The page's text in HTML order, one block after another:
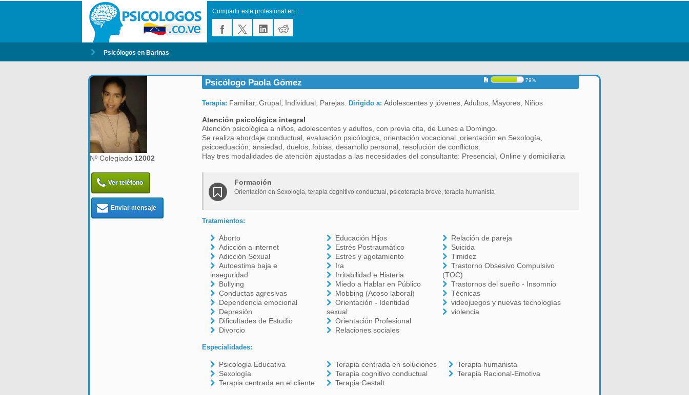
Compartir este profesional en:
Psicólogos en Barinas
Nº Colegiado 12002
Ver teléfono
Enviar mensaje
Psicólogo Paola Gómez 79%
Terapia: Familiar, Grupal, Individual, Parejas. Dirigido a: Adolescentes y jóvenes, Adultos, Mayores, Niños
Atención psicológica integral
Atención psicológica a niños, adolescentes y adultos, con previa cita, de Lunes a Domingo.
Se realiza abordaje conductual, evaluación psicólogica, orientación vocacional, orientación en Sexología,
psicoeduación, ansiedad, duelos, fobias, desarrollo personal, resolución de conflictos.
Hay tres modalidades de atención ajustadas a las necesidades del consultante: Presencial, Online y domiciliaria
Formación
Orientación en Sexología, terapia cognitivo conductual, psicoterapia breve, terapia humanista
Tratamientos:
Aborto
Adicción a internet
Adicción Sexual
Autoestima baja e
inseguridad
Bullying
Conductas agresivas
Dependencia emocional
Depresión
Dificultades de Estudio
Divorcio
Educación Hijos
Estrés Postraumático
Estrés y agotamiento
Ira
Irritabilidad e Histeria
Miedo a Hablar en Público
Mobbing (Acoso laboral)
Orientación - Identidad
sexual
Orientación Profesional
Relaciones sociales
Relación de pareja
Suicida
Timidez
Trastorno Obsesivo Compulsivo
(TOC)
Trastornos del sueño - Insomnio
Técnicas
videojuegos y nuevas tecnologías
violencia
Especialidades:
Psicologia Educativa
Sexología
Terapia centrada en el cliente
Terapia centrada en soluciones
Terapia cognitivo conductual
Terapia Gestalt
Terapia humanista
Terapia Racional-Emotiva